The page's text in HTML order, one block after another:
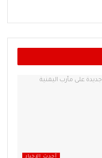
أحدث الاخبار